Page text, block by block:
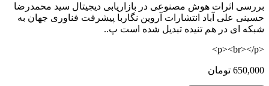
بررسی اثرات هوش مصنوعی در بازاریابی دیجیتال سید محمدرضا
حسینی علی آباد انتشارات آروین نگاربا پیشرفت فناوری جهان به
شبکه ای در هم تنیده تبدیل شده است پ..
<p><br></p>
650,000 تومان